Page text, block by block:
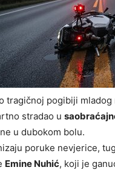
tragičnoj pogibiji
stradao u
u dubokom bolu.
poruke nevjerice,
Emine Nuhić, koji je